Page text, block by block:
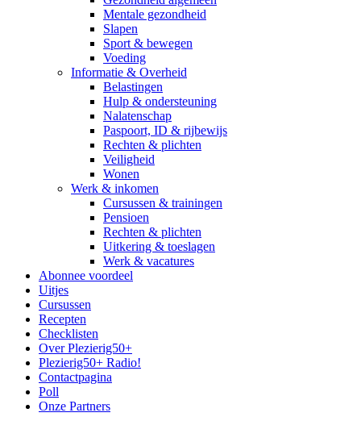
Mentale gezondheid
Slapen
Sport & bewegen
Voeding
Informatie & Overheid
Belastingen
Hulp & ondersteuning
Nalatenschap
Paspoort, ID & rijbewijs
Rechten & plichten
Veiligheid
Wonen
Werk & inkomen
Cursussen & trainingen
Pensioen
Rechten & plichten
Uitkering & toeslagen
Werk & vacatures
Abonnee voordeel
Uitjes
Cursussen
Recepten
Checklisten
Over Plezierig50+
Plezierig50+ Radio!
Contactpagina
Poll
Onze Partners